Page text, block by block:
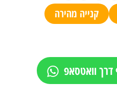
קנייה מהירה
וואטסאפ